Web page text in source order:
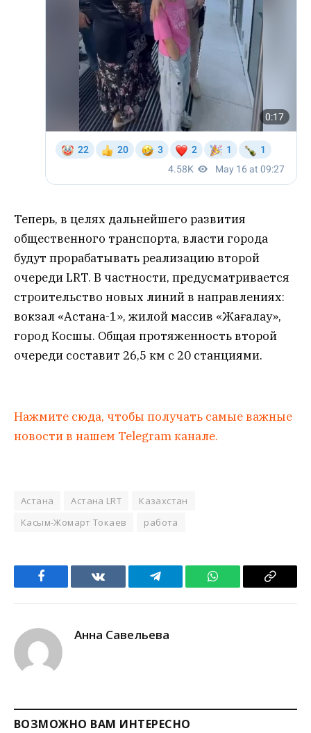
Теперь, в целях дальнейшего развития
общественного транспорта, власти города
будут прорабатывать реализацию второй
очереди LRT. В частности, предусматривается
строительство новых линий в направлениях:
вокзал «Астана-1», жилой массив «Жағалау»,
город Косшы. Общая протяженность второй
очереди составит 26,5 км с 20 станциями.
Нажмите сюда, чтобы получать самые важные
новости в нашем Telegram канале.
Астана Астана LRT
Казахстан
Касым-Жомарт Токаев
работа
Facebook VKontakteTelegram WhatsApp Copy
Анна Савельева
ВОЗМОЖНО ВАМ ИНТЕРЕСНО